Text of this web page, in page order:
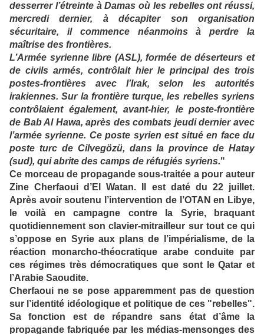
desserrer l’étreinte à Damas où les rebelles ont réussi,
mercredi dernier, à décapiter son organisation
sécuritaire, il commence néanmoins à perdre la
maîtrise des frontières.
L’Armée syrienne libre (ASL), formée de déserteurs et
de civils armés, contrôlait hier le principal des trois
postes-frontières avec l’Irak, selon les autorités
irakiennes. Sur la frontière turque, les rebelles syriens
contrôlaient également, avant-hier, le poste-frontière
de Bab Al Hawa, après des combats jeudi dernier avec
l’armée syrienne. Ce poste syrien est situé en face du
poste turc de Cilvegözü, dans la province de Hatay
(sud), qui abrite des camps de réfugiés syriens."
Ce morceau de propagande sous-traitée a pour auteur
Zine Cherfaoui d’El Watan. Il est daté du 22 juillet.
Après avoir soutenu l’intervention de l’OTAN en Libye,
le voilà en campagne contre la Syrie, braquant
quotidiennement son clavier-mitrailleur sur tout ce qui
s’oppose en Syrie aux plans de l’impérialisme, de la
réaction monarcho-théocratique arabe conduite par
ces régimes très démocratiques que sont le Qatar et
l’Arabie Saoudite.
Cherfaoui ne se pose apparemment pas de question
sur l’identité idéologique et politique de ces "rebelles".
Sa fonction est de répandre sans état d’âme la
propagande fabriquée par les médias-mensonges des